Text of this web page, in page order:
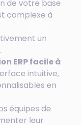
de votre base
complexe à
un
ERP facile à
intuitive,
en
équipes de
leur